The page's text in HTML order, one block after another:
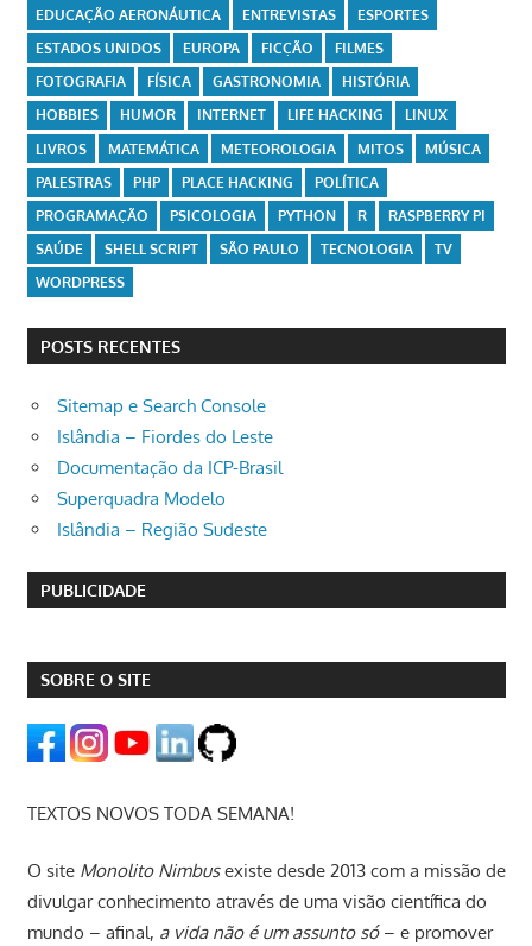
EDUCAÇÃO AERONÁUTICA
ENTREVISTAS
ESPORTES
ESTADOS UNIDOS
EUROPA FICÇÃO
FILMES
FOTOGRAFIA
FÍSICA GASTRONOMIA
HISTÓRIA
HOBBIES
HUMOR INTERNET LIFE HACKING
LINUX
LIVROS
MATEMÁTICA METEOROLOGIA MITOS
MÚSICA
PALESTRAS
PHP PLACE HACKING
POLÍTICA
PROGRAMAÇÃO
PSICOLOGIA PYTHON R
RASPBERRY PI
SAÚDE
SHELL SCRIPT SÃO PAULO TECNOLOGIA
TV
WORDPRESS
POSTS RECENTES
Sitemap e Search Console
Islândia – Fiordes do Leste
Documentação da ICP-Brasil
Superquadra Modelo
Islândia – Região Sudeste
PUBLICIDADE
SOBRE O SITE
TEXTOS NOVOS TODA SEMANA!
O site Monolito Nimbusexiste desde 2013 com a missão de
divulgar conhecimento através de uma visão científica do
mundo – afinal, a vida não é um assunto só– e promover